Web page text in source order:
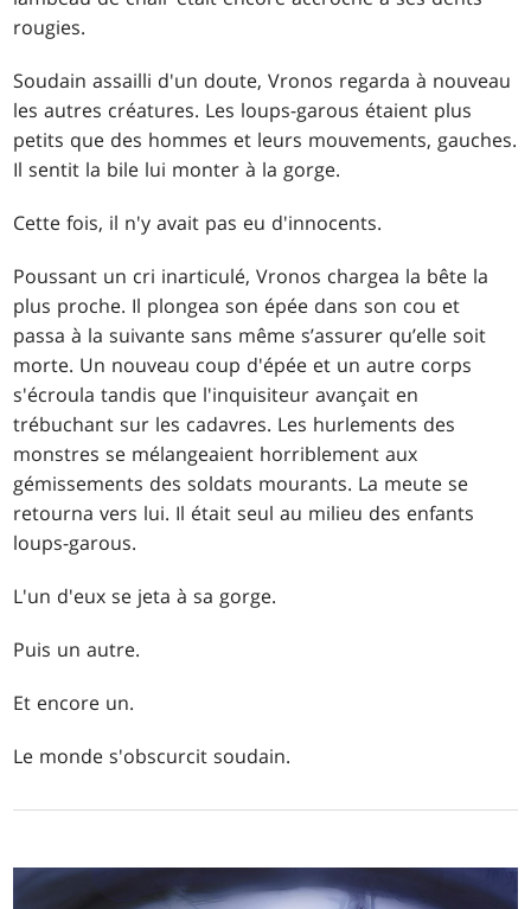
rougies.
Soudain assailli d'un doute, Vronos regarda à nouveau
les autres créatures. Les loups-garous étaient plus
petits que des hommes et leurs mouvements, gauches.
Il sentit la bile lui monter à la gorge.
Cette fois, il n'y avait pas eu d'innocents.
Poussant un cri inarticulé, Vronos chargea la bête la
plus proche. Il plongea son épée dans son cou et
passa à la suivante sans même s’assurer qu’elle soit
morte. Un nouveau coup d'épée et un autre corps
s'écroula tandis que l'inquisiteur avançait en
trébuchant sur les cadavres. Les hurlements des
monstres se mélangeaient horriblement aux
gémissements des soldats mourants. La meute se
retourna vers lui. Il était seul au milieu des enfants
loups-garous.
L'un d'eux se jeta à sa gorge.
Puis un autre.
Et encore un.
Le monde s'obscurcit soudain.